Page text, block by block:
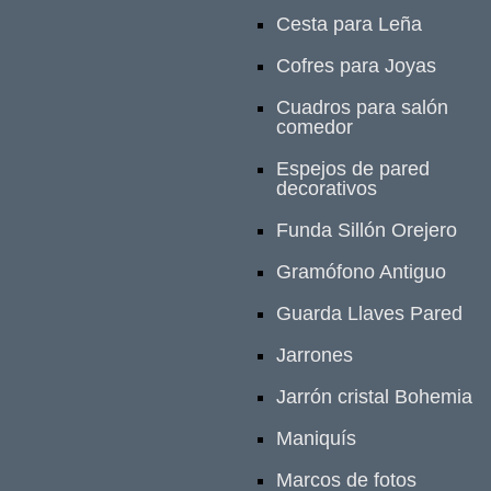
Cesta para Leña
Cofres para Joyas
Cuadros para salón
comedor
Espejos de pared
decorativos
Funda Sillón Orejero
Gramófono Antiguo
Guarda Llaves Pared
Jarrones
Jarrón cristal Bohemia
Maniquís
Marcos de fotos